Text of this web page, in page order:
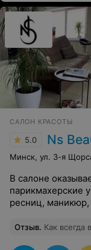
САЛОН КРАСОТЫ
5.0 Ns
Минск, ул. 3-я
В салоне
парикмахерские
ресниц,
Отзыв. Как всегда